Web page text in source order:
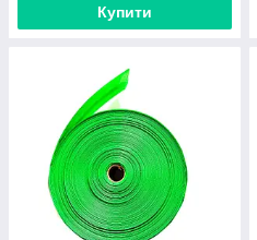
Купити